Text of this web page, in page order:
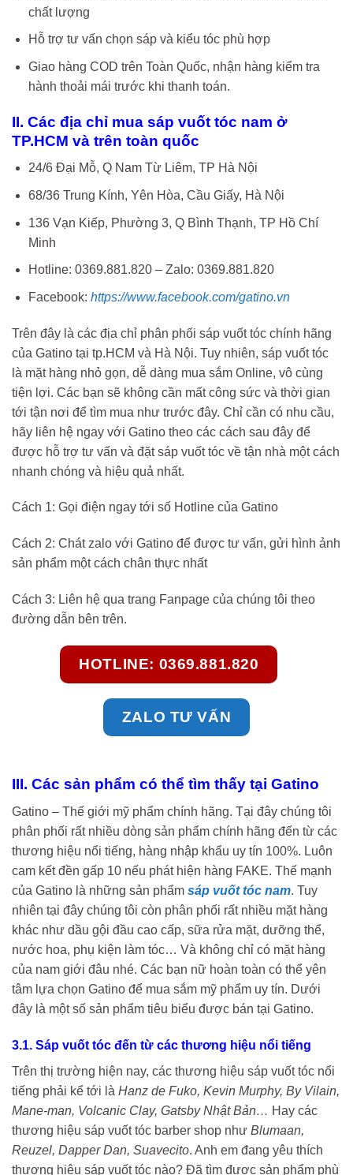
chất lượng
Hỗ trợ tư vấn chọn sáp và kiểu tóc phù hợp
Giao hàng COD trên Toàn Quốc, nhận hàng kiểm tra
hành thoải mái trước khi thanh toán.
II. Các địa chỉ mua sáp vuốt tóc nam ở
TP.HCM và trên toàn quốc
24/6 Đại Mỗ, Q Nam Từ Liêm, TP Hà Nội
68/36 Trung Kính, Yên Hòa, Cầu Giấy, Hà Nội
136 Vạn Kiếp, Phường 3, Q Bình Thạnh, TP Hồ Chí
Minh
Hotline: 0369.881.820 – Zalo: 0369.881.820
Facebook: https://www.facebook.com/gatino.vn
Trên đây là các địa chỉ phân phối sáp vuốt tóc chính hãng
của Gatino tại tp.HCM và Hà Nội. Tuy nhiên, sáp vuốt tóc
là mặt hàng nhỏ gọn, dễ dàng mua sắm Online, vô cùng
tiện lợi. Các bạn sẽ không cần mất công sức và thời gian
tới tận nơi để tìm mua như trước đây. Chỉ cần có nhu cầu,
hãy liên hệ ngay với Gatino theo các cách sau đây để
được hỗ trợ tư vấn và đặt sáp vuốt tóc về tận nhà một cách
nhanh chóng và hiệu quả nhất.
Cách 1: Gọi điện ngay tới số Hotline của Gatino
Cách 2: Chát zalo với Gatino để được tư vấn, gửi hình ảnh
sản phẩm một cách chân thực nhất
Cách 3: Liên hệ qua trang Fanpage của chúng tôi theo
đường dẫn bên trên.
HOTLINE: 0369.881.820
ZALO TƯ VẤN
III. Các sản phẩm có thể tìm thấy tại Gatino
Gatino – Thế giới mỹ phẩm chính hãng. Tại đây chúng tôi
phân phối rất nhiều dòng sản phẩm chính hãng đến từ các
thương hiệu nổi tiếng, hàng nhập khẩu uy tín 100%. Luôn
cam kết đền gấp 10 nếu phát hiện hàng FAKE. Thế mạnh
của Gatino là những sản phẩm sáp vuốt tóc nam. Tuy
nhiên tại đây chúng tôi còn phân phối rất nhiều mặt hàng
khác như dầu gội đầu cao cấp, sữa rửa mặt, dưỡng thể,
nước hoa, phụ kiện làm tóc… Và không chỉ có mặt hàng
của nam giới đâu nhé. Các bạn nữ hoàn toàn có thể yên
tâm lựa chọn Gatino để mua sắm mỹ phẩm uy tín. Dưới
đây là một số sản phẩm tiêu biểu được bán tại Gatino.
3.1. Sáp vuốt tóc đến từ các thương hiệu nổi tiếng
Trên thị trường hiện nay, các thương hiệu sáp vuốt tóc nổi
tiếng phải kể tới là Hanz de Fuko, Kevin Murphy, By Vilain,
Mane-man, Volcanic Clay, Gatsby Nhật Bản… Hay các
thương hiệu sáp vuốt tóc barber shop như Blumaan,
Reuzel, Dapper Dan, Suavecito. Anh em đang yêu thích
thương hiệu sáp vuốt tóc nào? Đã tìm được sản phẩm phù